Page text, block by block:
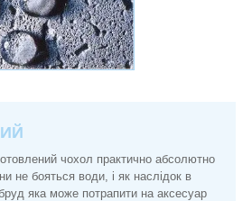
чохол практично абсолютно
не бояться води, і як наслідок в
бруд яка може потрапити на аксесуар